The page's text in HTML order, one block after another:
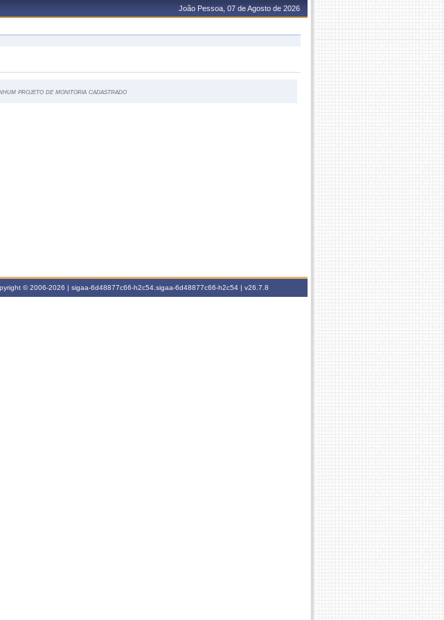
João Pessoa, 07 de Agosto de 2026
projeto de monitoria cadastrado
© 2006-2026 | sigaa-6d48877c66-h2c54.sigaa-6d48877c66-h2c54 | v26.7.8